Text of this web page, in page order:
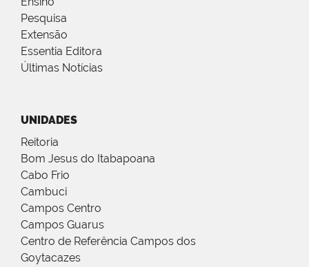
Pesquisa
Extensão
Essentia Editora
Últimas Notícias
UNIDADES
Reitoria
Bom Jesus do Itabapoana
Cabo Frio
Cambuci
Campos Centro
Campos Guarus
Centro de Referência Campos dos
Goytacazes